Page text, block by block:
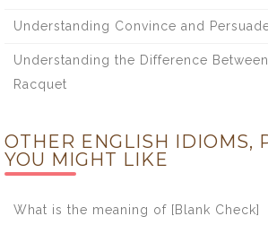
Understanding Convince and
Understanding the Difference
Racquet
OTHER ENGLISH IDIOMS,
YOU MIGHT LIKE
What is the meaning of [Blank Check]